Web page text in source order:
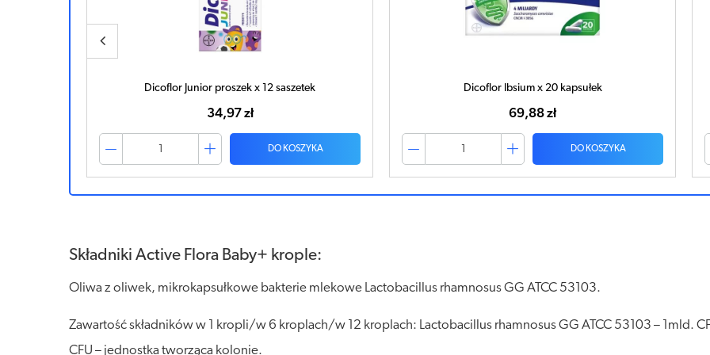
Dicoflor Junior proszek x 12 saszetek
34,97 zł
DO KOSZYKA
Dicoflor Ibsium x 20 kapsułek
69,88 zł
DO KOSZYKA
Składniki Active Flora Baby+ krople:
Oliwa z oliwek, mikrokapsułkowe bakterie mlekowe Lactobacillus rhamnosus GG ATCC 53103.
Zawartość składników w 1 kropli/w 6 kroplach/w 12 kroplach: Lactobacillus rhamnosus GG ATCC 53103 – 1mld.
CFU – jednostka tworząca kolonie.